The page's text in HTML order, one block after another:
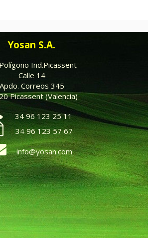
Yosan S.A.
Polígono Ind.Picassent
Calle 14
Apdo. Correos 345
Picassent (Valencia)
34 96 123 25 11
34 96 123 57 67
info@yosan.com